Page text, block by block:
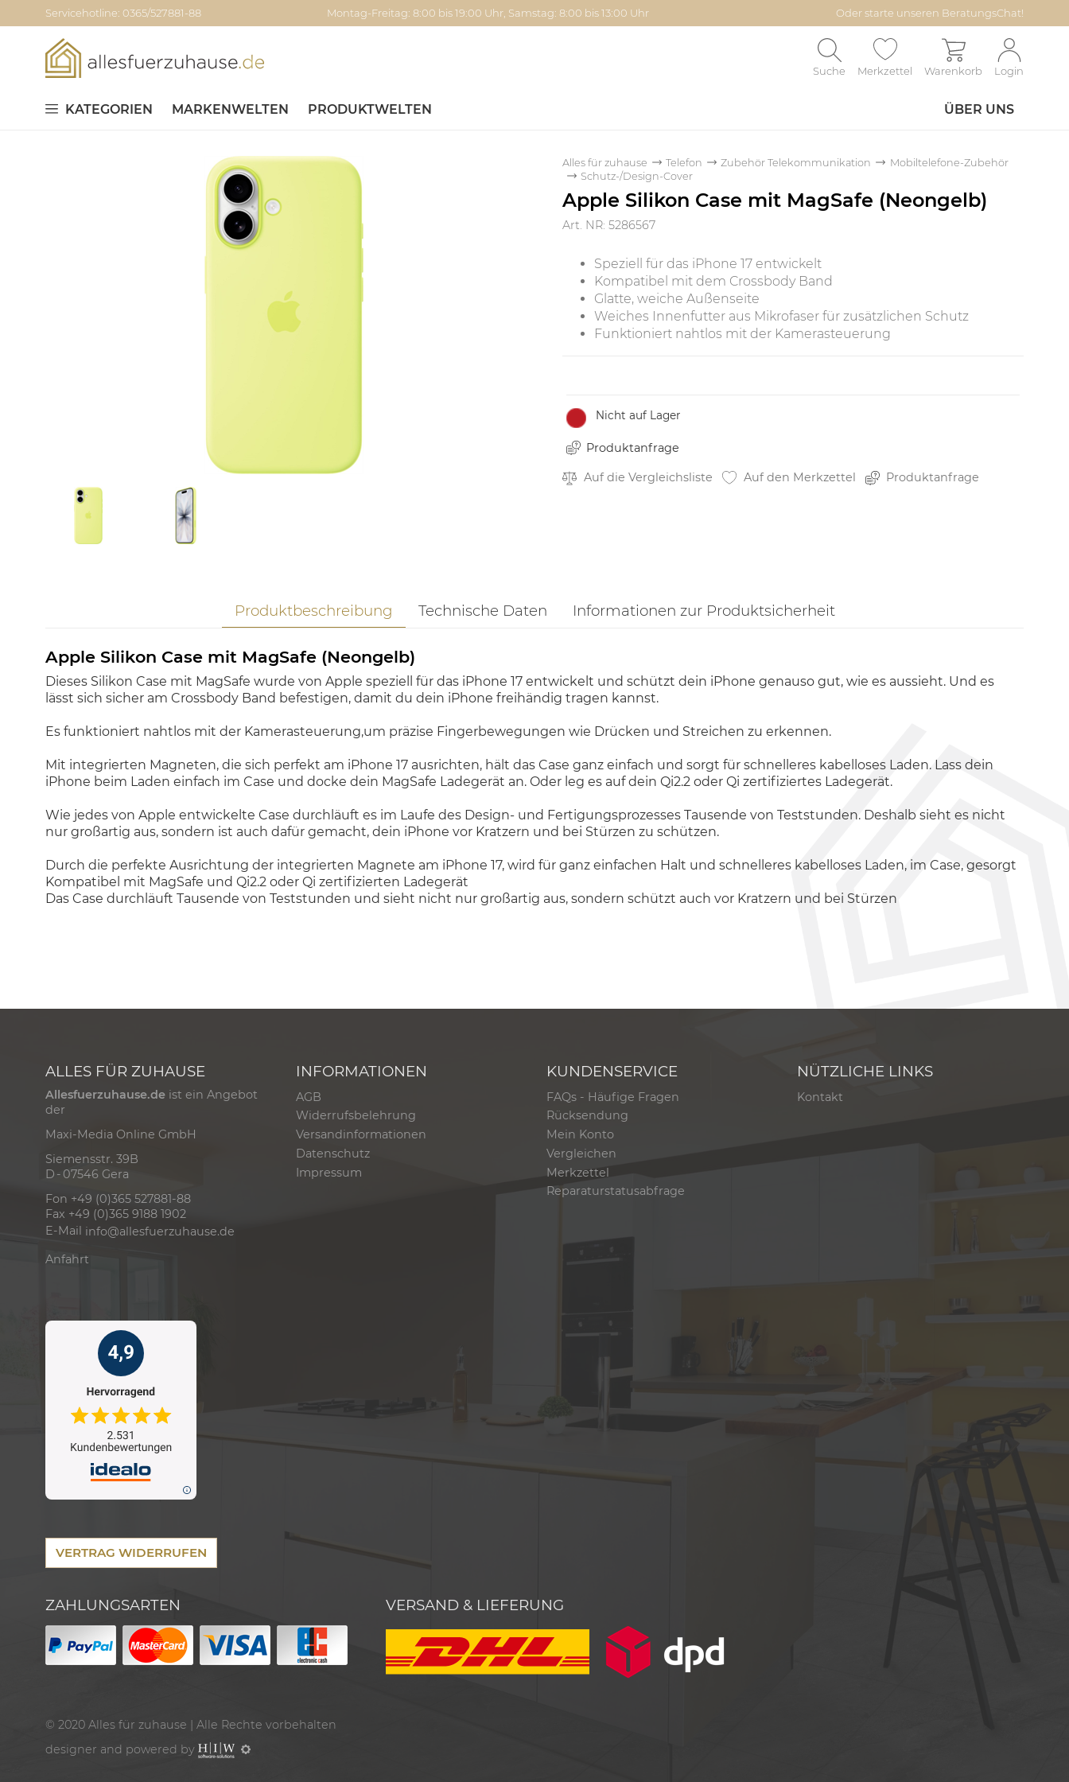
Servicehotline: 0365/527881-88 Montag-Freitag: 8:00 bis 19:00 Uhr, Samstag: 8:00 bis 13:00 Uhr Oder starte unseren BeratungsChat!
Suche Merkzettel Warenkorb Login
KATEGORIEN MARKENWELTEN PRODUKTWELTEN ÜBER UNS
Alles für zuhause Telefon Zubehör Telekommunikation
Mobiltelefone-Zubehör
Schutz-/Design-Cover
Apple Silikon Case mit MagSafe (Neongelb)
Art. NR: 5286567
Speziell für das iPhone 17 entwickelt
Kompatibel mit dem Crossbody Band
Glatte, weiche Außenseite
Weiches Innenfutter aus Mikrofaser für zusätzlichen Schutz
Funktioniert nahtlos mit der Kamerasteuerung
Nicht auf Lager
Produktanfrage
Auf die Vergleichsliste Auf den Merkzettel Produktanfrage
Produktbeschreibung Technische Daten Informationen zur Produktsicherheit
Apple Silikon Case mit MagSafe (Neongelb)
Dieses Silikon Case mit MagSafe wurde von Apple speziell für das iPhone 17 entwickelt und schützt dein iPhone genauso gut, wie es aussieht. Und es
lässt sich sicher am Crossbody Band befestigen, damit du dein iPhone freihändig tragen kannst.
Es funktioniert nahtlos mit der Kamerasteuerung,um präzise Fingerbewegungen wie Drücken und Streichen zu erkennen.
Mit integrierten Magneten, die sich perfekt am iPhone 17 ausrichten, hält das Case ganz einfach und sorgt für schnelleres kabelloses Laden. Lass dein
iPhone beim Laden einfach im Case und docke dein MagSafe Ladegerät an. Oder leg es auf dein Qi2.2 oder Qi zertifiziertes Ladegerät.
Wie jedes von Apple entwickelte Case durchläuft es im Laufe des Design- und Fertigungsprozesses Tausende von Teststunden. Deshalb sieht es nicht
nur großartig aus, sondern ist auch dafür gemacht, dein iPhone vor Kratzern und bei Stürzen zu schützen.
Durch die perfekte Ausrichtung der integrierten Magnete am iPhone 17, wird für ganz einfachen Halt und schnelleres kabelloses Laden, im Case, gesorgt
Kompatibel mit MagSafe und Qi2.2 oder Qi zertifizierten Ladegerät
Das Case durchläuft Tausende von Teststunden und sieht nicht nur großartig aus, sondern schützt auch vor Kratzern und bei Stürzen
ALLES FÜR ZUHAUSE
Allesfuerzuhause.de ist ein Angebot
der
Maxi-Media Online GmbH
Siemensstr. 39B
D - 07546 Gera
Fon +49 (0)365 527881-88
Fax +49 (0)365 9188 1902
E-Mail info@allesfuerzuhause.de
Anfahrt
INFORMATIONEN
AGB
Widerrufsbelehrung
Versandinformationen
Datenschutz
Impressum
KUNDENSERVICE
FAQs - Häufige Fragen
Rücksendung
Mein Konto
Vergleichen
Merkzettel
Reparaturstatusabfrage
NÜTZLICHE LINKS
Kontakt
VERTRAG WIDERRUFEN
ZAHLUNGSARTEN VERSAND & LIEFERUNG
© 2020 Alles für zuhause | Alle Rechte vorbehalten
designer and powered by